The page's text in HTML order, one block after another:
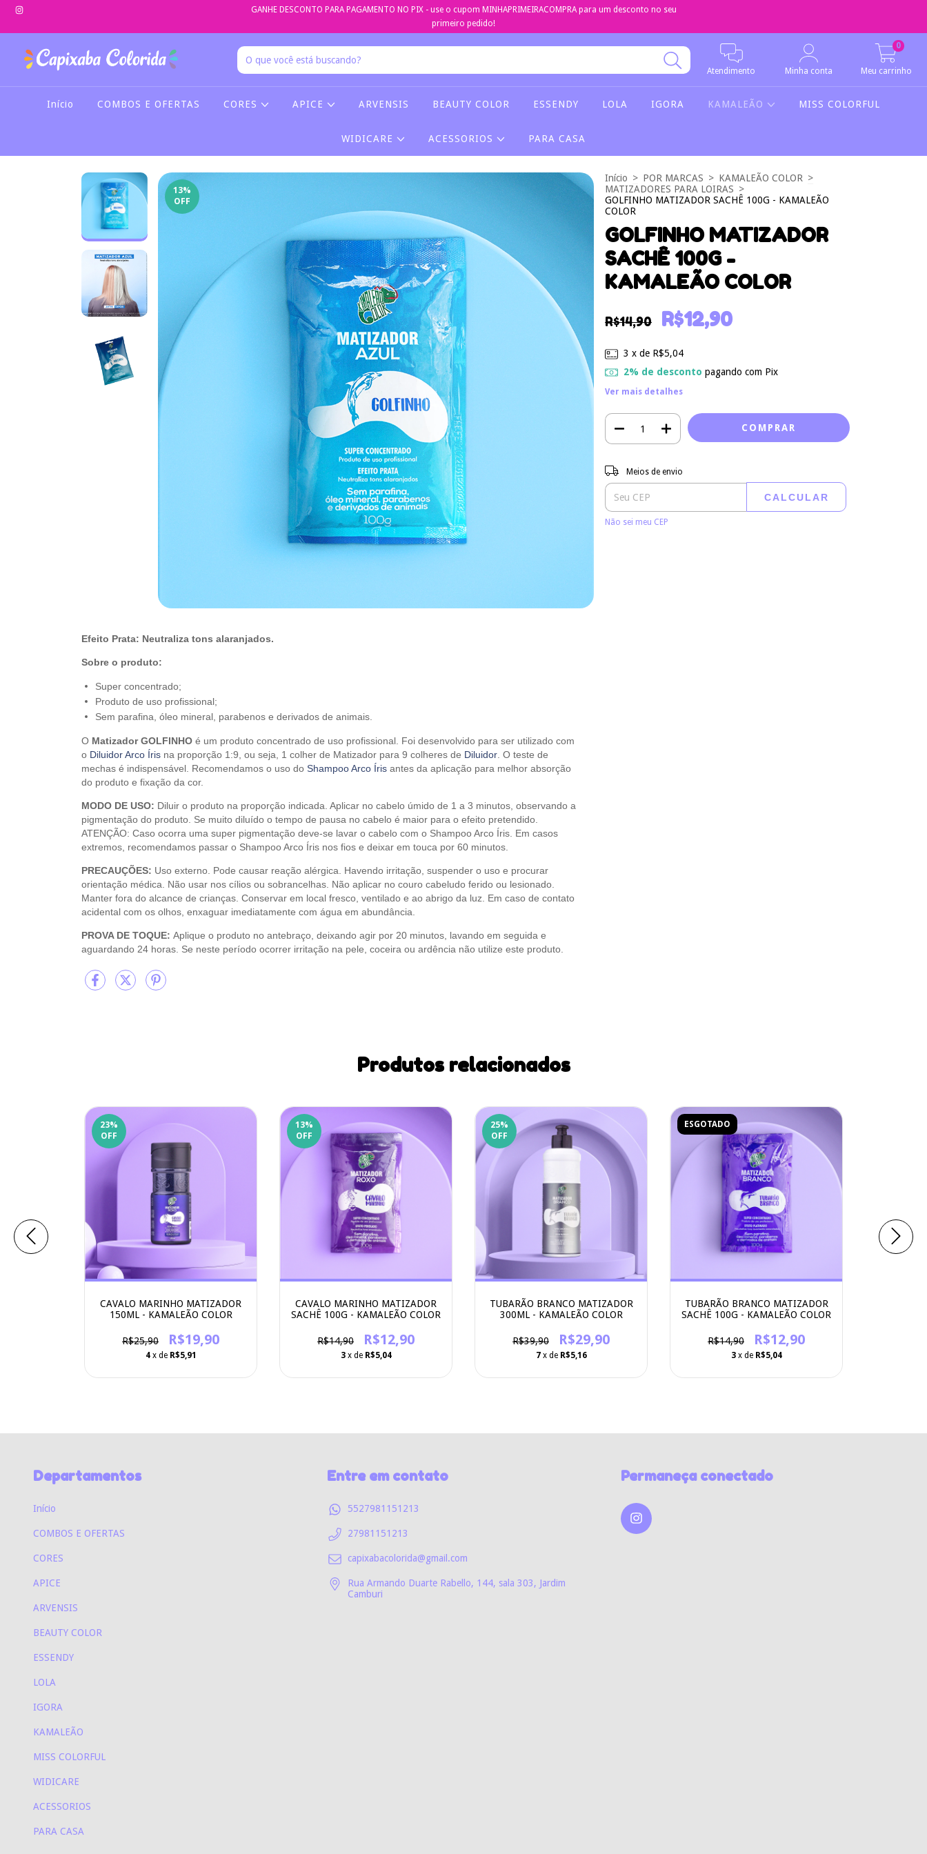
GANHE DESCONTO PARA PAGAMENTO NO PIX - use o cupom MINHAPRIMEIRACOMPRA para um desconto no seu
primeiro pedido!
Atendimento Minha conta Meu carrinho
0
Início COMBOS E OFERTAS CORES APICE ARVENSIS BEAUTY COLOR ESSENDY LOLA IGORA KAMALEÃO MISS COLORFUL
WIDICARE ACESSORIOS PARA CASA
13%
OFF
Efeito Prata: Neutraliza tons alaranjados.
Sobre o produto:
Super concentrado;
Produto de uso profissional;
Sem parafina, óleo mineral, parabenos e derivados de animais.
O Matizador GOLFINHO é um produto concentrado de uso profissional. Foi desenvolvido para ser utilizado com
o Diluidor Arco Íris na proporção 1:9, ou seja, 1 colher de Matizador para 9 colheres de Diluidor . O teste de
mechas é indispensável. Recomendamos o uso do Shampoo Arco Íris antes da aplicação para melhor absorção
do produto e fixação da cor.
MODO DE USO: Diluir o produto na proporção indicada. Aplicar no cabelo úmido de 1 a 3 minutos, observando a
pigmentação do produto. Se muito diluído o tempo de pausa no cabelo é maior para o efeito pretendido.
ATENÇÃO: Caso ocorra uma super pigmentação deve-se lavar o cabelo com o Shampoo Arco Íris. Em casos
extremos, recomendamos passar o Shampoo Arco Íris nos fios e deixar em touca por 60 minutos.
PRECAUÇÕES: Uso externo. Pode causar reação alérgica. Havendo irritação, suspender o uso e procurar
orientação médica. Não usar nos cílios ou sobrancelhas. Não aplicar no couro cabeludo ferido ou lesionado.
Manter fora do alcance de crianças. Conservar em local fresco, ventilado e ao abrigo da luz. Em caso de contato
acidental com os olhos, enxaguar imediatamente com água em abundância.
PROVA DE TOQUE: Aplique o produto no antebraço, deixando agir por 20 minutos, lavando em seguida e
aguardando 24 horas. Se neste período ocorrer irritação na pele, coceira ou ardência não utilize este produto.
Início > POR MARCAS > KAMALEÃO COLOR >
MATIZADORES PARA LOIRAS >
GOLFINHO MATIZADOR SACHÊ 100G - KAMALEÃO
COLOR
GOLFINHO MATIZADOR
SACHÊ 100G -
KAMALEÃO COLOR
R$14,90 R$12,90
3 x de R$5,04
2% de desconto pagando com Pix
Ver mais detalhes
Entregas para o CEP:
Meios de envio
CALCULAR
Não sei meu CEP
Produtos relacionados
23%
OFF
CAVALO MARINHO MATIZADOR
150ML - KAMALEÃO COLOR
R$25,90 R$19,90
4 x de R$5,91
13%
OFF
CAVALO MARINHO MATIZADOR
SACHÊ 100G - KAMALEÃO COLOR
R$14,90 R$12,90
3 x de R$5,04
25%
OFF
TUBARÃO BRANCO MATIZADOR
300ML - KAMALEÃO COLOR
R$39,90 R$29,90
7 x de R$5,16
ESGOTADO
TUBARÃO BRANCO MATIZADOR
SACHÊ 100G - KAMALEÃO COLOR
R$14,90 R$12,90
3 x de R$5,04
Departamentos
Início
COMBOS E OFERTAS
CORES
APICE
ARVENSIS
BEAUTY COLOR
ESSENDY
LOLA
IGORA
KAMALEÃO
MISS COLORFUL
WIDICARE
ACESSORIOS
PARA CASA
Entre em contato
5527981151213
27981151213
capixabacolorida@gmail.com
Rua Armando Duarte Rabello, 144, sala 303, Jardim
Camburi
Permaneça conectado